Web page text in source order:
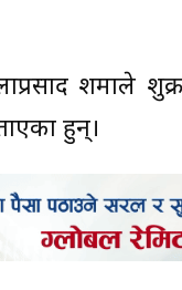
शर्माले
हुन्।